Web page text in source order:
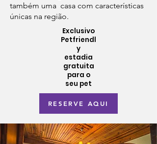
também uma casa com características
únicas na região.
Exclusivo
Petfriendl
y
estadia
gratuita
para o
seu pet
RESERVE AQUI